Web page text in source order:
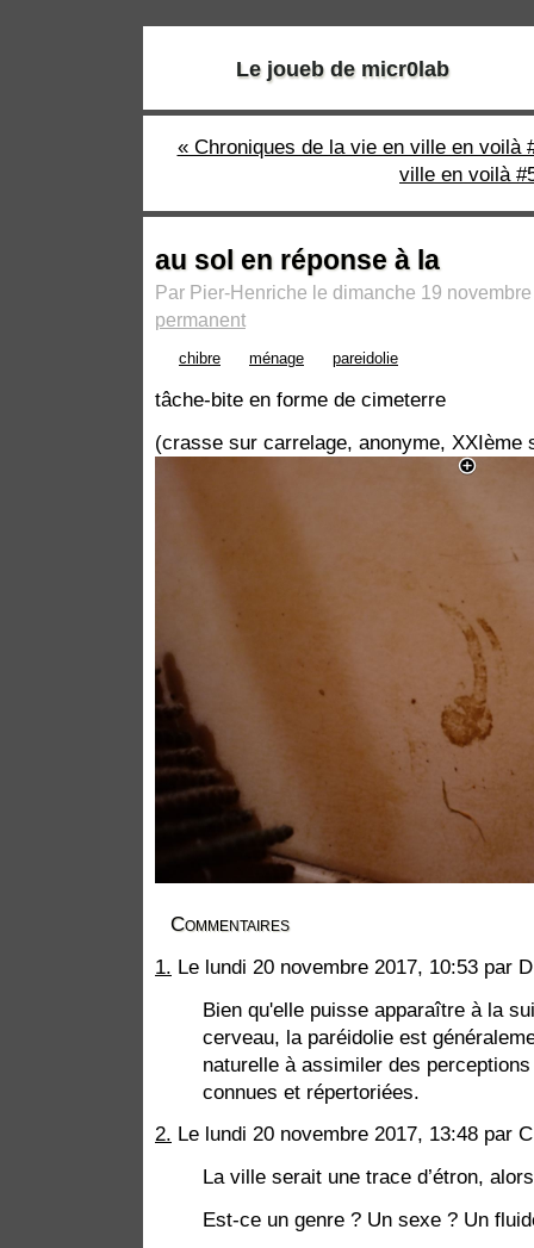
Le joueb de micr0lab
« Chroniques de la vie en ville en voilà
ville en voilà
au sol en réponse à la
Par Pier-Henriche le dimanche 19
permanent
chibre ménage pareidolie
tâche-bite en forme de cimeterre
(crasse sur carrelage, anonyme, XXIème
Commentaires
1. Le lundi 20 novembre 2017, 10:53 par
Bien qu'elle puisse apparaître à la
cerveau, la paréidolie est
naturelle à assimiler des
connues et répertoriées.
2. Le lundi 20 novembre 2017, 13:48 par
La ville serait une trace d’étron,
Est-ce un genre ? Un sexe ? Un